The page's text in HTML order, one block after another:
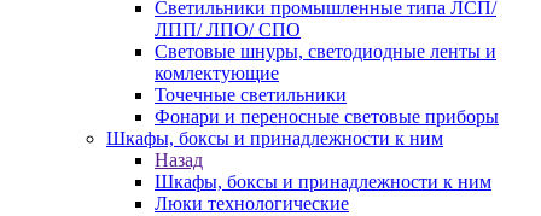
Светильники промышленные типа ЛСП/
ЛПП/ ЛПО/ СПО
Световые шнуры, светодиодные ленты и
комлектующие
Точечные светильники
Фонари и переносные световые приборы
Шкафы, боксы и принадлежности к ним
Назад
Шкафы, боксы и принадлежности к ним
Люки технологические